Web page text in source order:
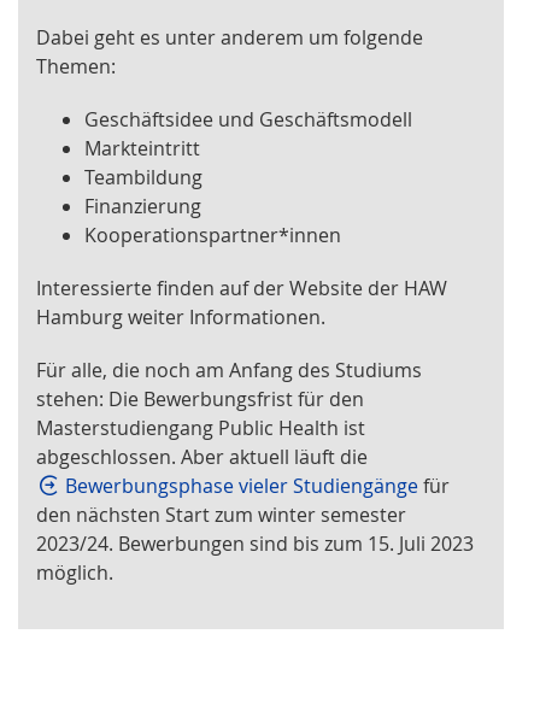
Dabei geht es unter anderem um folgende
Themen:
Geschäftsidee und Geschäftsmodell
Markteintritt
Teambildung
Finanzierung
Kooperationspartner*innen
Interessierte finden auf der Website der HAW
Hamburg weiter Informationen.
Für alle, die noch am Anfang des Studiums
stehen: Die Bewerbungsfrist für den
Masterstudiengang Public Health ist
abgeschlossen. Aber aktuell läuft die
Bewerbungsphase vieler Studiengängefür
den nächsten Start zum winter semester
2023/24. Bewerbungen sind bis zum 15. Juli 2023
möglich.